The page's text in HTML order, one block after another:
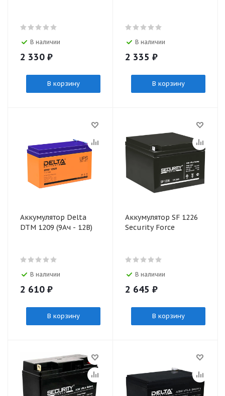
В наличии
2 330 ₽
В корзину
В наличии
2 335 ₽
В корзину
Аккумулятор Delta
DTM 1209 (9Ач - 12В)
В наличии
2 610 ₽
В корзину
Аккумулятор SF 1226
Security Force
В наличии
2 645 ₽
В корзину